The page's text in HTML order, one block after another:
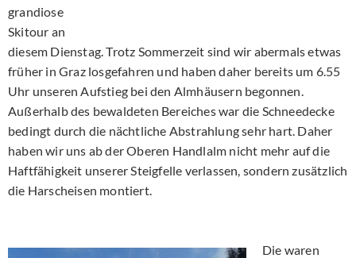
grandiose
Skitour an
diesem Dienstag. Trotz Sommerzeit sind wir abermals etwas
früher in Graz losgefahren und haben daher bereits um 6.55
Uhr unseren Aufstieg bei den Almhäusern begonnen.
Außerhalb des bewaldeten Bereiches war die Schneedecke
bedingt durch die nächtliche Abstrahlung sehr hart. Daher
haben wir uns ab der Oberen Handlalm nicht mehr auf die
Haftfähigkeit unserer Steigfelle verlassen, sondern zusätzlich
die Harscheisen montiert.
Die waren